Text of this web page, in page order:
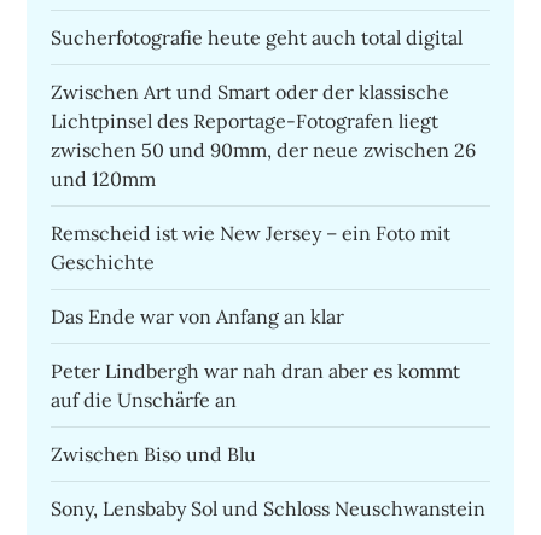
Sucherfotografie heute geht auch total digital
Zwischen Art und Smart oder der klassische
Lichtpinsel des Reportage-Fotografen liegt
zwischen 50 und 90mm, der neue zwischen 26
und 120mm
Remscheid ist wie New Jersey – ein Foto mit
Geschichte
Das Ende war von Anfang an klar
Peter Lindbergh war nah dran aber es kommt
auf die Unschärfe an
Zwischen Biso und Blu
Sony, Lensbaby Sol und Schloss Neuschwanstein